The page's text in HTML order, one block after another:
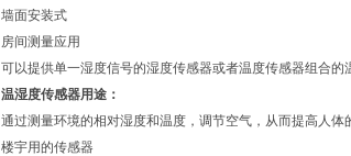
墙面安装式
房间测量应用
可以提供单一湿度信号的湿度传感器或者温度传感器组合的
温湿度传感器用途：
通过测量环境的相对湿度和温度，调节空气，从而提高人体
楼宇用的传感器